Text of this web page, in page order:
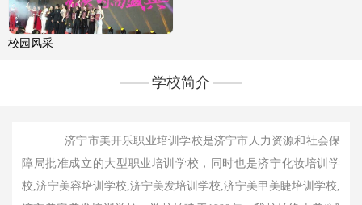
校园风采
学校简介
济宁市美开乐职业培训学校是济宁市人力资源和社会保
障局批准成立的大型职业培训学校，同时也是济宁化妆培训学
校,济宁美容培训学校,济宁美发培训学校,济宁美甲美睫培训学校,